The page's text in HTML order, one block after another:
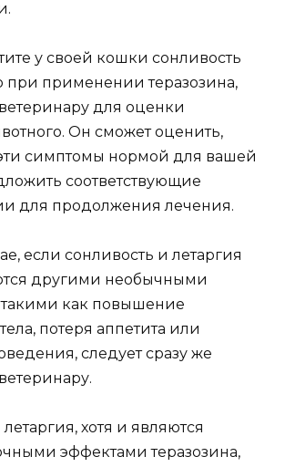
у своей кошки сонливость
при применении теразозина,
для оценки
Он сможет оценить,
симптомы нормой для вашей
соответствующие
для продолжения лечения.
если сонливость и летаргия
другими необычными
как повышение
потеря аппетита или
следует сразу же
хотя и являются
эффектами теразозина,